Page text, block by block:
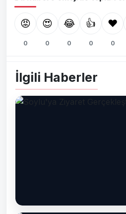
😡 😍 😂 👍 ❤️
0 0 0 0 0
İlgili Haberler